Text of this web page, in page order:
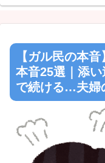
【ガル民の本
本音25選｜添
で続ける…夫婦